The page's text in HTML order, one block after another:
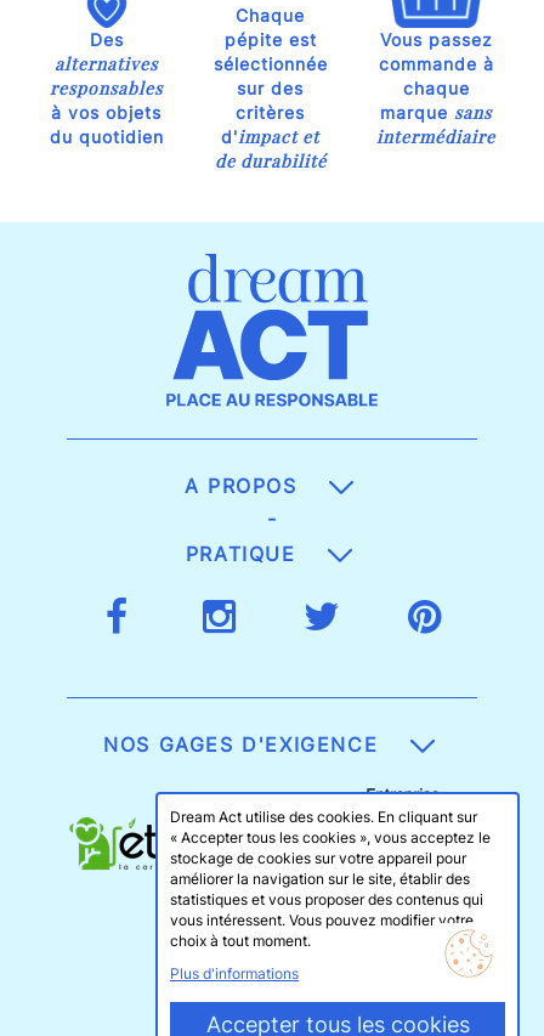
Des
alternatives
responsables
à vos objets
du quotidien
Chaque
pépite est
sélectionnée
sur des
critères
d'impact et
de durabilité
Vous passez
commande à
chaque
marque sans
intermédiaire
A PROPOS
-
PRATIQUE
NOS GAGES D'EXIGENCE
Dream Act utilise des cookies. En cliquant sur
« Accepter tous les cookies », vous acceptez le
stockage de cookies sur votre appareil pour
améliorer la navigation sur le site, établir des
statistiques et vous proposer des contenus qui
vous intéressent. Vous pouvez modifier votre
choix à tout moment.
Plus d'informations
Accepter tous les cookies